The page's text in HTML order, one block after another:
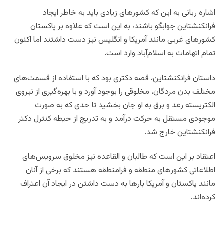
اشاره ربانی به این که کشورهای زیادی باید به خاطر ایجاد
فرانکنشتاین جوابگو باشند، به این است که علاوه بر پاکستان
کشورهای غربی مانند آمریکا و انگلیس نیز دست داشتند اما اکنون
تمام اتهامات به اسلام‌آباد وارد است.
داستان فرانکنشتاین، قصه دکتری بود که با استفاده از قسمت‌های
مختلف بدن مردگان، مخلوقی را بوجود آورد و با بهره‌گیری از نیروی
الکتریسته رعد و برق به او جان بخشید تا حدی که به صورت
موجودی مستقل به حرکت درآمد و به تدریج از حیطه کنترل دکتر
فرانکنشتاین خارج شد.
اعتقاد بر این است که طالبان و القاعده نیز مخلوق سرویس‌های
اطلاعاتی کشورهای منطقه و فرامنطقه هستند که برخی از آنان
مانند پاکستان و آمریکا بارها به دست داشتن در ایجاد آن اعتراف
کرده‌اند.